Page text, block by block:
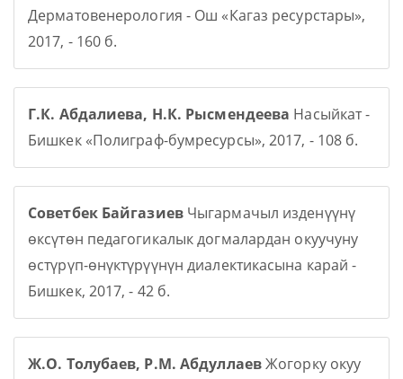
Дерматовенерология - Ош «Кагаз ресурстары»,
2017, - 160 б.
Г.К. Абдалиева, Н.К. Рысмендеева Насыйкат -
Бишкек «Полиграф-бумресурсы», 2017, - 108 б.
Советбек БайгазиевЧыгармачыл изденүүнү
өксүтөн педагогикалык догмалардан окуучуну
өстүрүп-өнүктүрүүнүн диалектикасына карай -
Бишкек, 2017, - 42 б.
Ж.О. Толубаев, Р.М. АбдуллаевЖогорку окуу